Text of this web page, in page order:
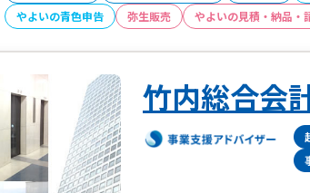
やよいの青色申告
弥生販売 やよいの見積・納品・
竹内総合会